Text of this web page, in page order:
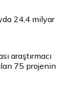
24,4 milyar
araştırmacı
75 projenin